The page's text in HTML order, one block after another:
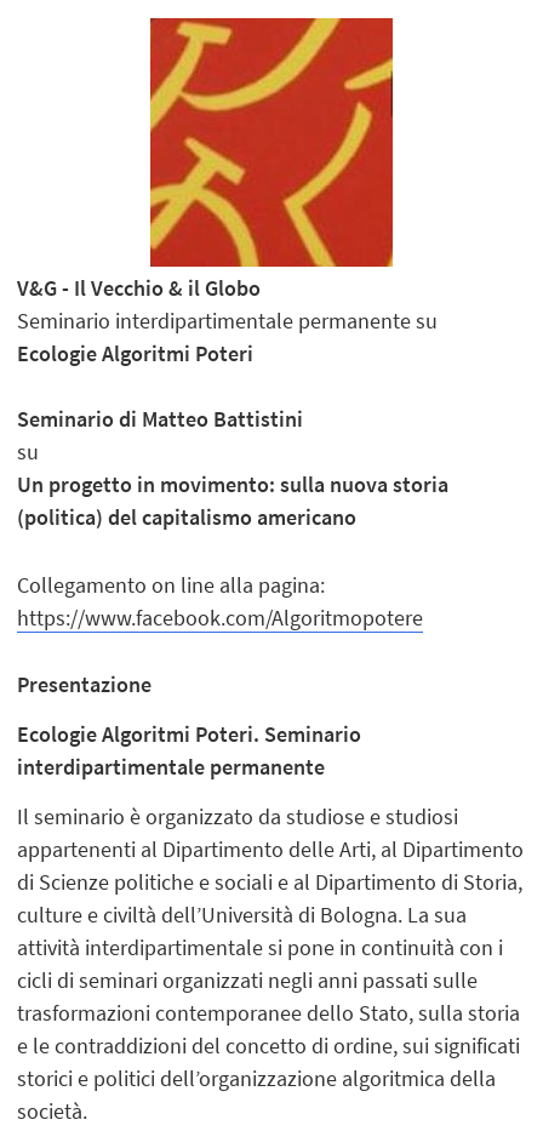
V&G - Il Vecchio & il Globo
Seminario interdipartimentale permanente su
Ecologie Algoritmi Poteri
Seminario di Matteo Battistini
su
Un progetto in movimento: sulla nuova storia
(politica) del capitalismo americano
Collegamento on line alla pagina:
https://www.facebook.com/Algoritmopotere
Presentazione
Ecologie Algoritmi Poteri. Seminario
interdipartimentale permanente
Il seminario è organizzato da studiose e studiosi
appartenenti al Dipartimento delle Arti, al Dipartimento
di Scienze politiche e sociali e al Dipartimento di Storia,
culture e civiltà dell’Università di Bologna. La sua
attività interdipartimentale si pone in continuità con i
cicli di seminari organizzati negli anni passati sulle
trasformazioni contemporanee dello Stato, sulla storia
e le contraddizioni del concetto di ordine, sui significati
storici e politici dell’organizzazione algoritmica della
società.